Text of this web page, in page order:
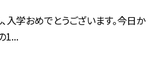
入学おめでとうございます。今日か
1...